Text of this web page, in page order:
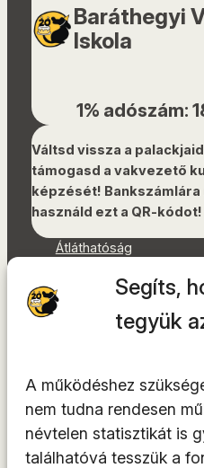
Segíts,
tegyük
A működéshez
nem tudna rendesen
névtelen statisztikát is
találhatóvá tesszük a
Baráthegyi
Iskola
1% adószám:
Váltsd vissza a
támogasd a vakvezető
képzését! Bankszámlára
használd ezt a QR-kódot!
Átláthatóság
Akadálymentességi
Oldaltérkép
YouTube
LinkedIn
TikTok